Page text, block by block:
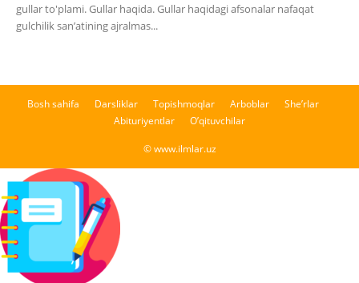
gullar to'plami. Gullar haqida. Gullar haqidagi afsonalar nafaqat
gulchilik san’atining ajralmas...
Bosh sahifa Darsliklar Topishmoqlar Arboblar
She’rlar
Abituriyentlar
O’qituvchilar
© www.ilmlar.uz